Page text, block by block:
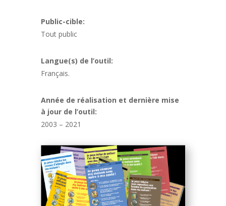
Public-cible:
Tout public
Langue(s) de l’outil:
Français.
Année de réalisation et dernière mise
à jour de l’outil:
2003 – 2021